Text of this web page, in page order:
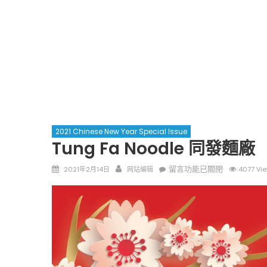
2021 Chinese New Year Special Issue
Tung Fa Noodle 同發麵廠
Posted
2021年2月14日 Author
网站编辑
在
Noodle
同
發
麵
廠〉
留言功能已關閉 4077